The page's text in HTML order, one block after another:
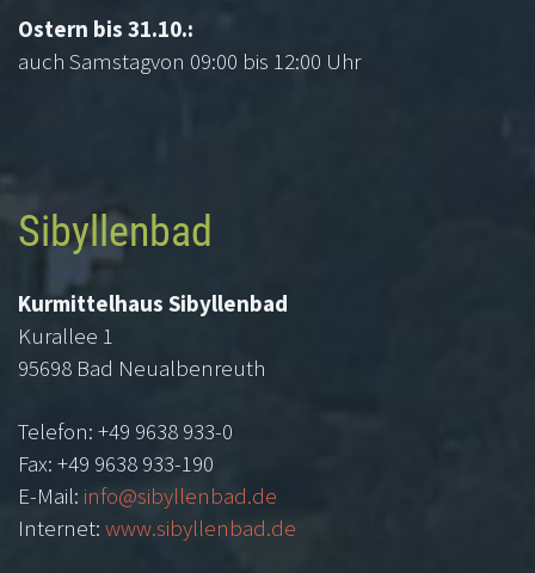
Ostern bis 31.10.:
auch Samstagvon 09:00 bis 12:00 Uhr
Sibyllenbad
Kurmittelhaus Sibyllenbad
Kurallee 1
95698 Bad Neualbenreuth
Telefon: +49 9638 933-0
Fax: +49 9638 933-190
E-Mail: info@sibyllenbad.de
Internet: www.sibyllenbad.de